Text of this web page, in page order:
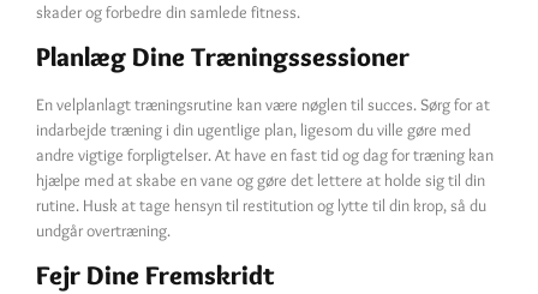
skader og forbedre din samlede fitness.
Planlæg Dine Træningssessioner
En velplanlagt træningsrutine kan være nøglen til succes. Sørg for at
indarbejde træning i din ugentlige plan, ligesom du ville gøre med
andre vigtige forpligtelser. At have en fast tid og dag for træning kan
hjælpe med at skabe en vane og gøre det lettere at holde sig til din
rutine. Husk at tage hensyn til restitution og lytte til din krop, så du
undgår overtræning.
Fejr Dine Fremskridt